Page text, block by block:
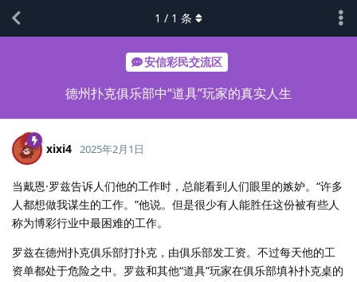
安信彩民交流区
德州扑克俱乐部中“道具”玩家的真实人生
1 / 1 条
xixi4 2025年2月1日
当戴恩·罗兹告诉人们他的工作时，总能看到人们眼里的嫉妒。“许多
人都想做我谋生的工作。”他说。但是很少有人能胜任这份被有些人
称为博彩行业中最困难的工作。
罗兹在德州扑克俱乐部打扑克，由俱乐部发工资。不过每天他的工
资单都处于危险之中。罗兹和其他“道具”玩家在俱乐部填补扑克桌的